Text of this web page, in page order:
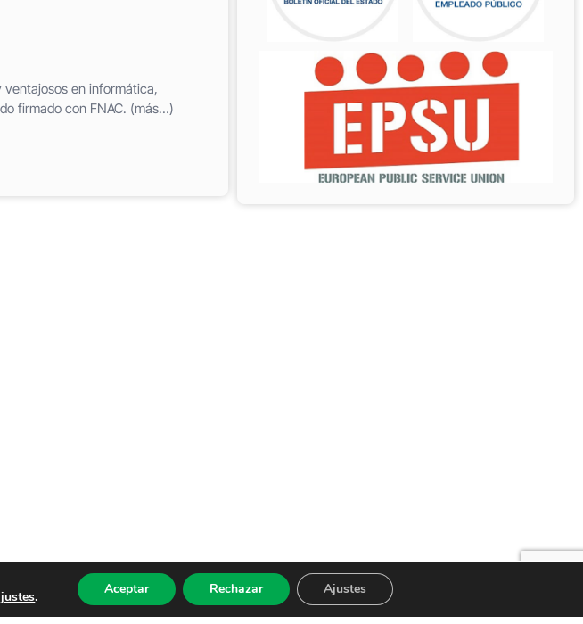
en informática,
firmado con FNAC. (más…)
. Aceptar Rechazar Ajustes